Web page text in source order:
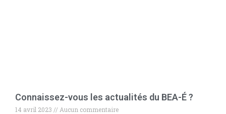
Connaissez-vous les actualités du BEA-É ?
14 avril 2023
Aucun commentaire